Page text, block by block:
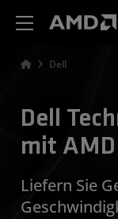
Dell
Dell
mit AMD
Liefern Sie